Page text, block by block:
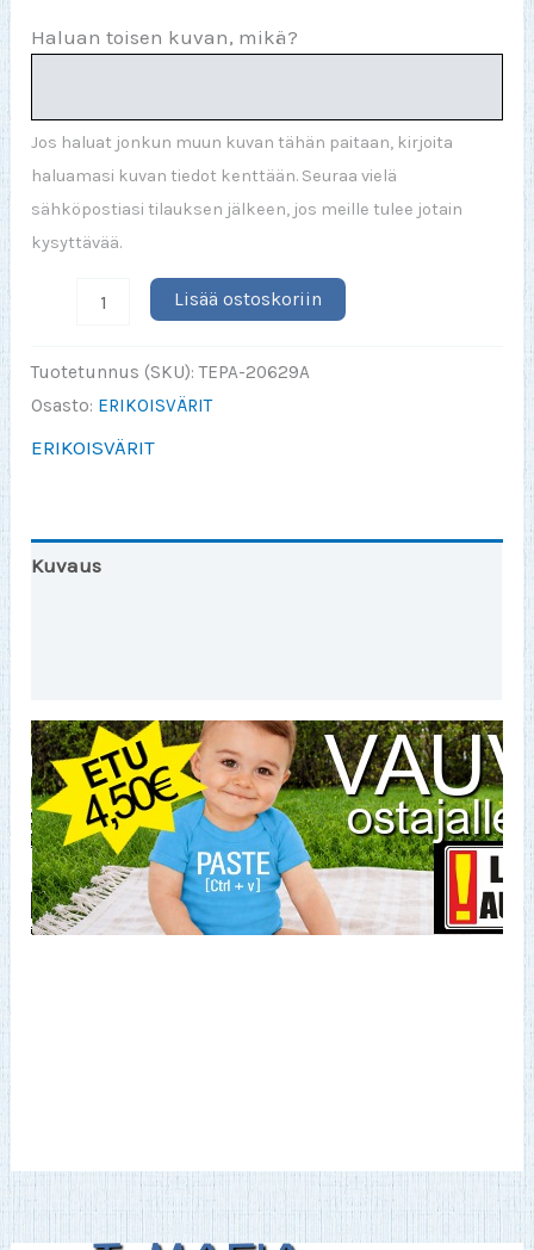
Haluan toisen kuvan, mikä?
Jos haluat jonkun muun kuvan tähän paitaan, kirjoita
haluamasi kuvan tiedot kenttään. Seuraa vielä
sähköpostiasi tilauksen jälkeen, jos meille tulee jotain
kysyttävää.
täydelliseksi
määrä
Lisää ostoskoriin
Tuotetunnus (SKU):TEPA-20629A
Osasto: ERIKOISVÄRIT
ERIKOISVÄRIT
Kuvaus